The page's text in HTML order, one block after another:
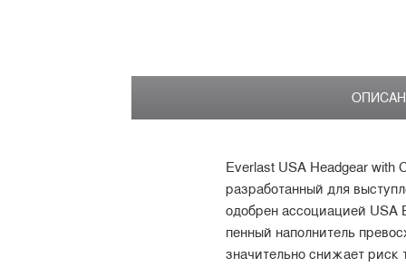
Everlast USA Headgear with
разработанный для
одобрен ассоциацией USA
пенный наполнитель
значительно снижает риск